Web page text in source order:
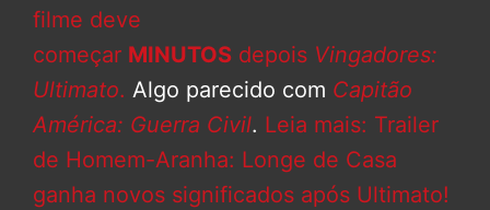
filme deve
começar MINUTOS depois Vingadores:
Ultimato. Algo parecido com Capitão
América: Guerra Civil. Leia mais: Trailer
de Homem-Aranha: Longe de Casa
ganha novos significados após Ultimato!